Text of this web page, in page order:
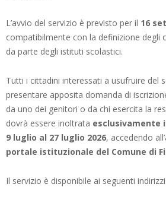
L’avvio del servizio è previsto per il 16
compatibilmente con la definizione degli
da parte degli istituti scolastici.
Tutti i cittadini interessati a usufruire del
presentare apposita domanda di
da uno dei genitori o da chi esercita la
dovrà essere inoltrata esclusivamente
9 luglio al 27 luglio 2026, accedendo
portale istituzionale del Comune di
Il servizio è disponibile ai seguenti